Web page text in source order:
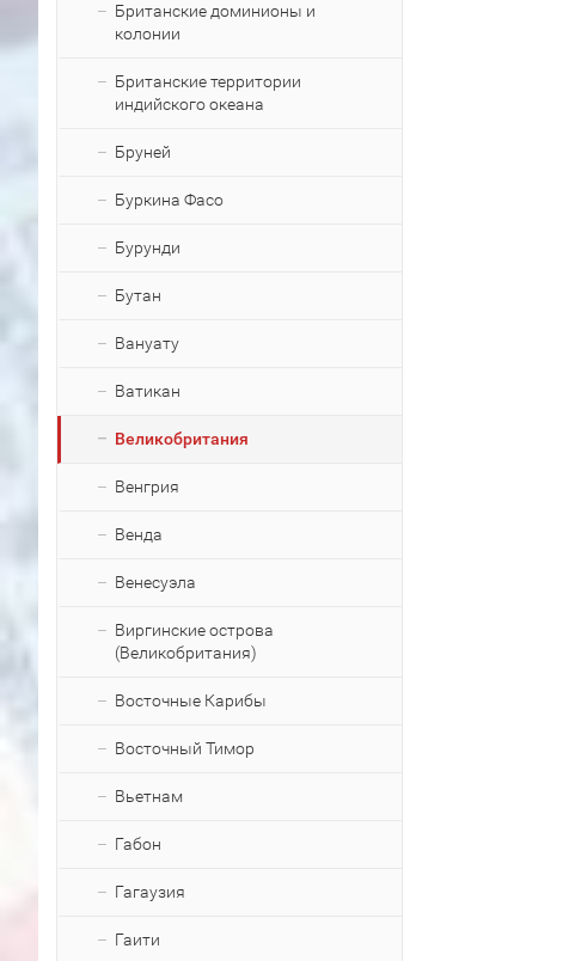
Британские доминионы и
колонии
Британские территории
индийского океана
Бруней
Буркина Фасо
Бурунди
Бутан
Вануату
Ватикан
Великобритания
Венгрия
Венда
Венесуэла
Виргинские острова
(Великобритания)
Восточные Карибы
Восточный Тимор
Вьетнам
Габон
Гагаузия
Гаити